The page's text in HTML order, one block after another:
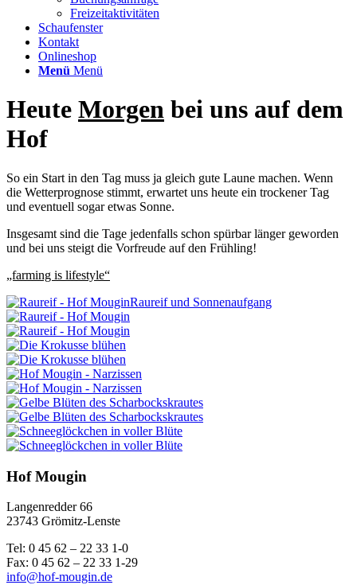
Freizeitaktivitäten
Schaufenster
Kontakt
Onlineshop
Menü Menü
Heute Morgen bei uns auf dem
Hof
So ein Start in den Tag muss ja gleich gute Laune machen. Wenn
die Wetterprognose stimmt, erwartet uns heute ein trockener Tag
und eventuell sogar etwas Sonne.
Insgesamt sind die Tage jedenfalls schon spürbar länger geworden
und bei uns steigt die Vorfreude auf den Frühling!
„farming is lifestyle“
Raureif und Sonnenaufgang
Hof Mougin
Langenredder 66
23743 Grömitz-Lenste
Tel: 0 45 62 – 22 33 1-0
Fax: 0 45 62 – 22 33 1-29
info@hof-mougin.de